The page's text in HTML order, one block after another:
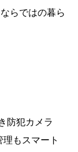
らではの暮ら
防犯カメラ
もスマート